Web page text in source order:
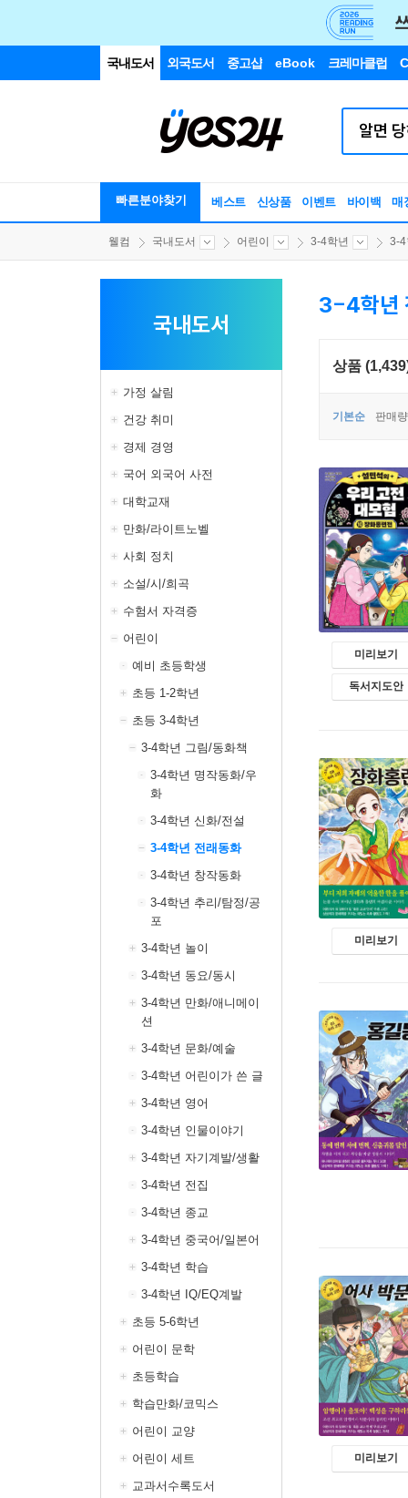
국내도서 외국도서 중고샵 eBook 크레마클럽
빠른분야찾기 베스트 신상품 이벤트 바이백 매
웰컴 국내도서 어린이 3-4학년 3-4
국내도서
가정 살림
건강 취미
경제 경영
국어 외국어 사전
대학교재
만화/라이트노벨
사회 정치
소설/시/희곡
수험서 자격증
어린이
예비 초등학생
초등 1-2학년
초등 3-4학년
3-4학년 그림/동화책
3-4학년 명작동화/우
화
3-4학년 신화/전설
3-4학년 전래동화
3-4학년 창작동화
3-4학년 추리/탐정/공
포
3-4학년 놀이
3-4학년 동요/동시
3-4학년 만화/애니메이
션
3-4학년 문화/예술
3-4학년 어린이가 쓴 글
3-4학년 영어
3-4학년 인물이야기
3-4학년 자기계발/생활
3-4학년 전집
3-4학년 종교
3-4학년 중국어/일본어
3-4학년 학습
3-4학년 IQ/EQ계발
초등 5-6학년
어린이 문학
초등학습
학습만화/코믹스
어린이 교양
어린이 세트
교과서수록도서
3-4학년
상품
기본순 판매
미리보기
독서지도안
미리보기
미리보기